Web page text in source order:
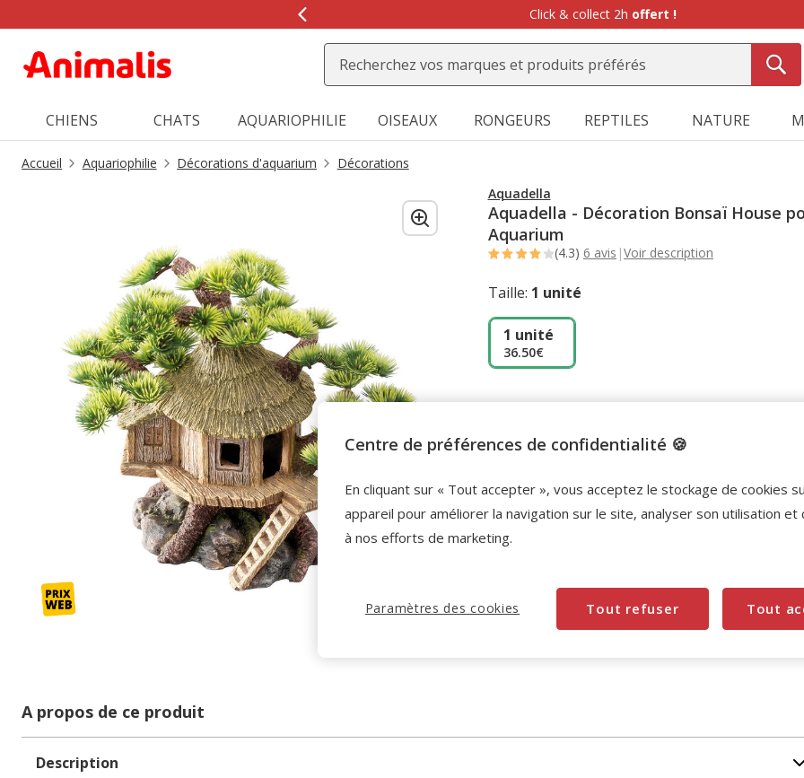
de
message,
sur votre première commande* avec Animalis+ |
CHIENS CHATS AQUARIOPHILIE OISEAUX RONGEURS REPTILES NATURE
Accueil Aquariophilie Décorations d'aquarium
Décorations
Aquadella
Aquadella - Décoration Bonsaï House
Aquarium
(4.3) 6 avis |Voir description
Taille: 1 unité
1 unité
36.50€
A propos de ce produit
Description
Centre de préférences de confidentialité 🍪
En cliquant sur « Tout accepter », vous acceptez le stockage de cookies
appareil pour améliorer la navigation sur le site, analyser son utilisation et
à nos efforts de marketing.
Tout refuser Tout
Paramètres des cookies